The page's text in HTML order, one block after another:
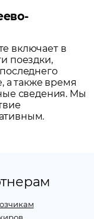
включает в
поездки,
, а также время
сведения. Мы